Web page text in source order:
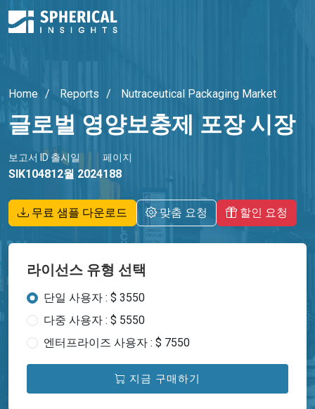
Home Reports Nutraceutical Packaging Market
글로벌 영양보충제 포장 시장
보고서 ID
SIK1048
출시일
12월 2024
페이지
188
무료 샘플 다운로드 맞춤 요청 할인 요청
라이선스 유형 선택
단일 사용자 : $ 3550
다중 사용자 : $ 5550
엔터프라이즈 사용자 : $ 7550
지금 구매하기